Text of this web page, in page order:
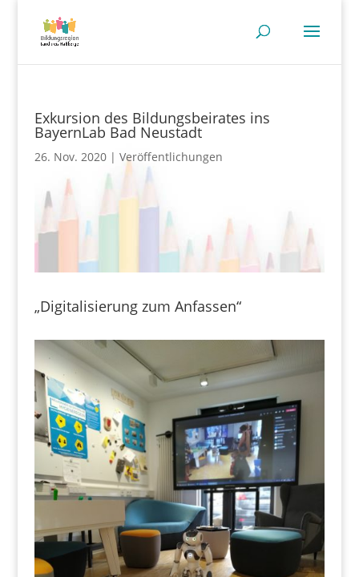
Exkursion des Bildungsbeirates ins
BayernLab Bad Neustadt
26. Nov. 2020 Veröffentlichungen
„Digitalisierung zum Anfassen“